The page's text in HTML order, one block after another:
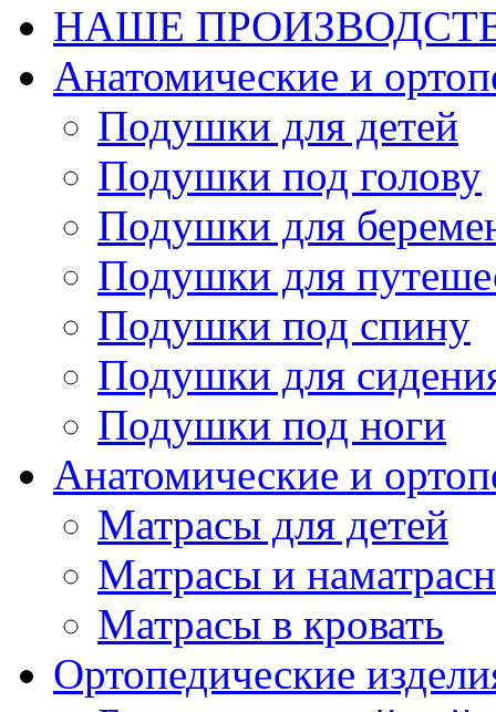
НАШЕ
Анатомические и
Подушки для детей
Подушки под голову
Подушки для
Подушки для
Подушки под спину
Подушки для
Подушки под ноги
Анатомические и
Матрасы для детей
Матрасы и
Матрасы в кровать
Ортопедические